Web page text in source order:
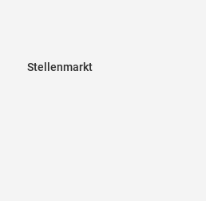
Stellenmarkt